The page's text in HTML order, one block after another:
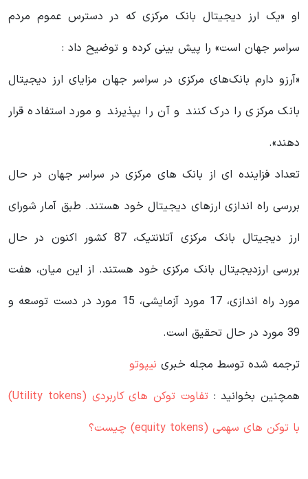
او «یک ارز دیجیتال بانک مرکزی که در دسترس عموم مردم
سراسر جهان است» را پیش بینی کرده و توضیح داد :
«آرزو دارم بانک‌های مرکزی در سراسر جهان مزایای ارز دیجیتال
بانک مرکزی را درک کنند و آن را بپذیرند و مورد استفاده قرار
دهند».
تعداد فزاینده ای از بانک های مرکزی در سراسر جهان در حال
بررسی راه اندازی ارزهای دیجیتال خود هستند. طبق آمار شورای
ارز دیجیتال بانک مرکزی آتلانتیک، 87 کشور اکنون در حال
بررسی ارزدیجیتال بانک مرکزی خود هستند. از این میان، هفت
مورد راه اندازی، 17 مورد آزمایشی، 15 مورد در دست توسعه و
39 مورد در حال تحقیق است.
ترجمه شده توسط مجله خبری نیپوتو
همچنین بخوانید :
تفاوت توکن های کاربردی (Utility tokens)
با توکن های سهمی (equity tokens) چیست؟